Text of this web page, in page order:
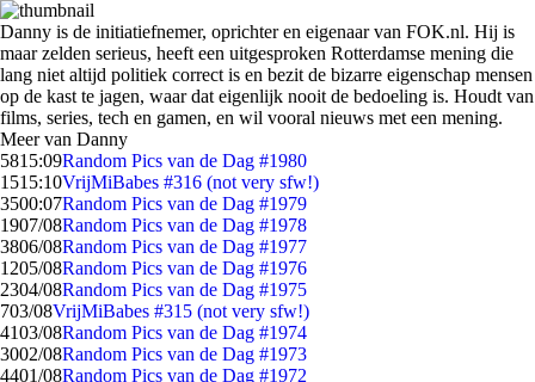
Danny is de initiatiefnemer, oprichter en eigenaar van FOK.nl. Hij is
maar zelden serieus, heeft een uitgesproken Rotterdamse mening die
lang niet altijd politiek correct is en bezit de bizarre eigenschap mensen
op de kast te jagen, waar dat eigenlijk nooit de bedoeling is. Houdt van
films, series, tech en gamen, en wil vooral nieuws met een mening.
Meer van Danny
5815:09Random Pics van de Dag #1980
1515:10VrijMiBabes #316 (not very sfw!)
3500:07Random Pics van de Dag #1979
1907/08Random Pics van de Dag #1978
3806/08Random Pics van de Dag #1977
1205/08Random Pics van de Dag #1976
2304/08Random Pics van de Dag #1975
703/08VrijMiBabes #315 (not very sfw!)
4103/08Random Pics van de Dag #1974
3002/08Random Pics van de Dag #1973
4401/08Random Pics van de Dag #1972